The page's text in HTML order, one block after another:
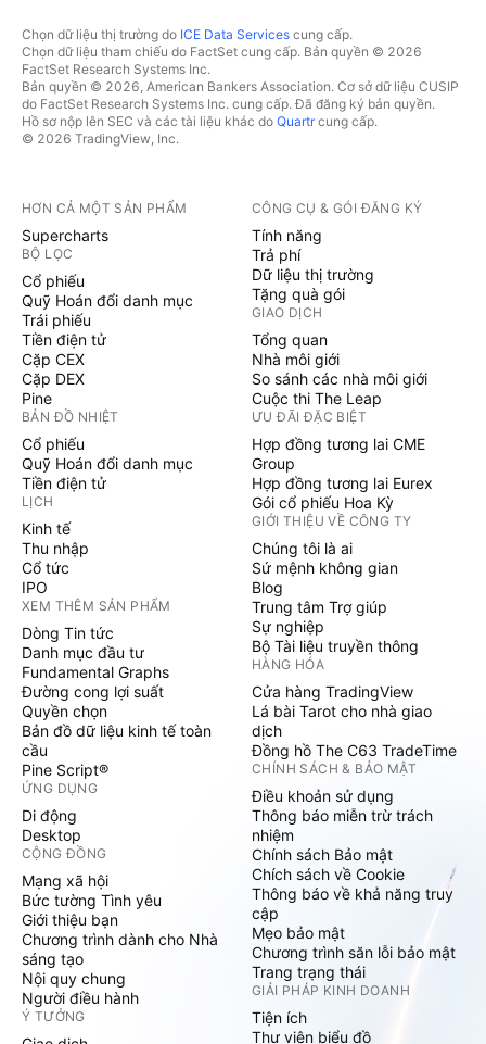
Chọn dữ liệu thị trường do ICE Data Services cung cấp.
Chọn dữ liệu tham chiếu do FactSet cung cấp. Bản quyền © 2026
FactSet Research Systems Inc.
Bản quyền © 2026, American Bankers Association. Cơ sở dữ liệu CUSIP
do FactSet Research Systems Inc. cung cấp. Đã đăng ký bản quyền.
Hồ sơ nộp lên SEC và các tài liệu khác do Quartrcung cấp.
© 2026 TradingView, Inc.
HƠN CẢ MỘT SẢN PHẨM
Supercharts
BỘ LỌC
Cổ phiếu
Quỹ Hoán đổi danh mục
Trái phiếu
Tiền điện tử
Cặp CEX
Cặp DEX
Pine
BẢN ĐỒ NHIỆT
Cổ phiếu
Quỹ Hoán đổi danh mục
Tiền điện tử
LỊCH
Kinh tế
Thu nhập
Cổ tức
IPO
XEM THÊM SẢN PHẨM
Dòng Tin tức
Danh mục đầu tư
Fundamental Graphs
Đường cong lợi suất
Quyền chọn
Bản đồ dữ liệu kinh tế toàn
cầu
Pine Script®
ỨNG DỤNG
Di động
Desktop
CỘNG ĐỒNG
Mạng xã hội
Bức tường Tình yêu
Giới thiệu bạn
Chương trình dành cho Nhà
sáng tạo
Nội quy chung
Người điều hành
Ý TƯỞNG
CÔNG CỤ & GÓI ĐĂNG KÝ
Tính năng
Trả phí
Dữ liệu thị trường
Tặng quà gói
GIAO DỊCH
Tổng quan
Nhà môi giới
So sánh các nhà môi giới
Cuộc thi The Leap
ƯU ĐÃI ĐẶC BIỆT
Hợp đồng tương lai CME
Group
Hợp đồng tương lai Eurex
Gói cổ phiếu Hoa Kỳ
GIỚI THIỆU VỀ CÔNG TY
Chúng tôi là ai
Sứ mệnh không gian
Blog
Trung tâm Trợ giúp
Sự nghiệp
Bộ Tài liệu truyền thông
HÀNG HÓA
Cửa hàng TradingView
Lá bài Tarot cho nhà giao
dịch
Đồng hồ The C63 TradeTime
CHÍNH SÁCH & BẢO MẬT
Điều khoản sử dụng
Thông báo miễn trừ trách
nhiệm
Chính sách Bảo mật
Chích sách về Cookie
Thông báo về khả năng truy
cập
Mẹo bảo mật
Chương trình săn lỗi bảo mật
Trang trạng thái
GIẢI PHÁP KINH DOANH
Tiện ích
Thư viện biểu đồ